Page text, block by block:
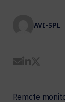
AVI-SPL
Share by
Share
Remote